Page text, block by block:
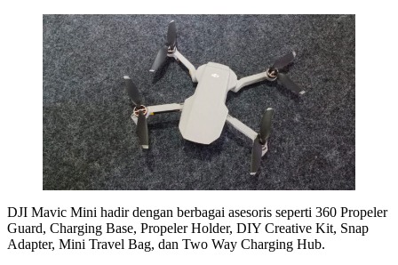
DJI Mavic Mini hadir dengan berbagai asesoris seperti 360 Propeler
Guard, Charging Base, Propeler Holder, DIY Creative Kit, Snap
Adapter, Mini Travel Bag, dan Two Way Charging Hub.